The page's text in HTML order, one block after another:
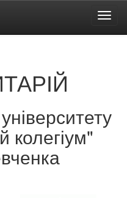
колегіум"